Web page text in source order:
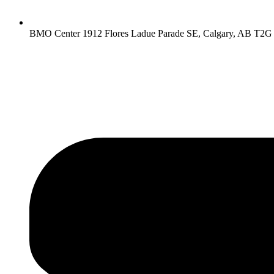
BMO Center 1912 Flores Ladue Parade SE, Calgary, AB T2G